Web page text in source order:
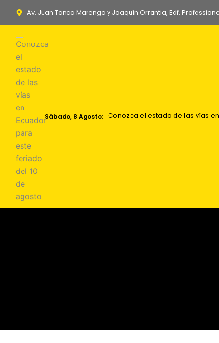
contenido
Av. Juan Tanca Marengo y Joaquín Orrantia, Edf.
Sábado, 8 Agosto: Conozca el estado de las vías
Los acuerdos comerciales:
Zelenski: los Patriots mensuales
Explosión de dron cerca de